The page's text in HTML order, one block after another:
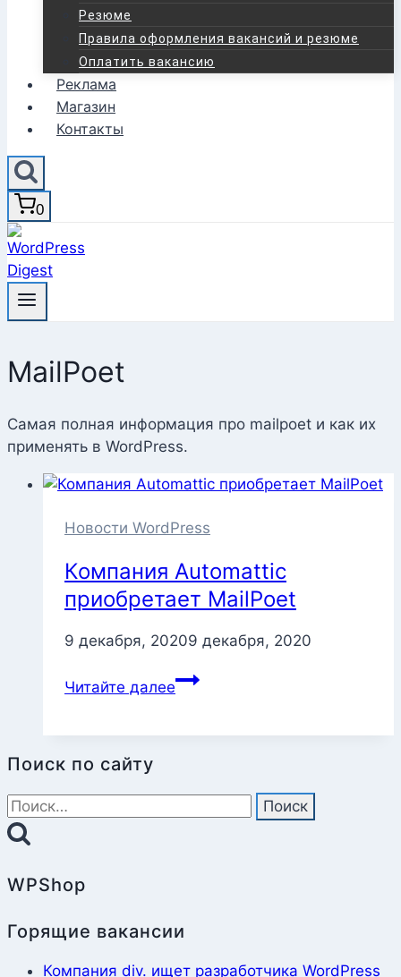
Резюме
Правила оформления вакансий и резюме
Оплатить вакансию
Реклама
Магазин
Контакты
0
MailPoet
Самая полная информация про mailpoet и как их
применять в WordPress.
Новости WordPress
Компания Automattic
приобретает MailPoet
9 декабря, 20209 декабря, 2020
Читайте далее
Компания
Automattic
Поиск по сайту
Найти:
WPShop
Горящие вакансии
Компания div. ищет разработчика WordPress